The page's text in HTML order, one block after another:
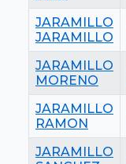
JARAMILLO
JARAMILLO
JARAMILLO
MORENO
JARAMILLO
RAMON
JARAMILLO